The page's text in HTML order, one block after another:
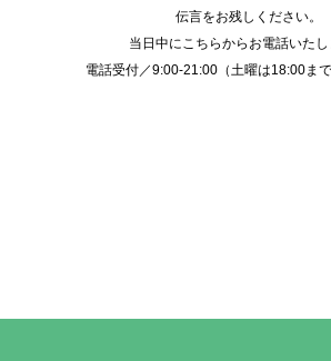
伝言をお残しください。
当日中にこちらからお電話いたし
電話受付／9:00-21:00（土曜は18:00まで